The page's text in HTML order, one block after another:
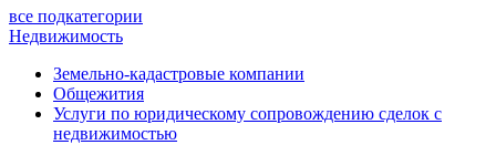
все подкатегории
Недвижимость
Земельно-кадастровые компании
Общежития
Услуги по юридическому сопровождению сделок с
недвижимостью